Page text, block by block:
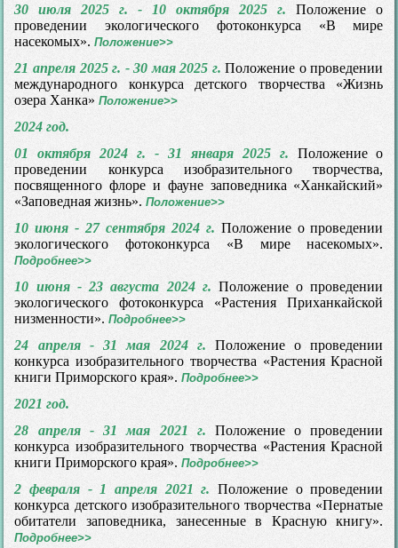
30 июля 2025 г. - 10 октября 2025 г. Положение о
проведении экологического фотоконкурса «В мире
насекомых».Положение>>
21 апреля 2025 г. - 30 мая 2025 г. Положение о проведении
международного конкурса детского творчества «Жизнь
озера Ханка»Положение>>
2024 год.
01 октября 2024 г. - 31 января 2025 г. Положение о
проведении конкурса изобразительного творчества,
посвященного флоре и фауне заповедника «Ханкайский»
«Заповедная жизнь».Положение>>
10 июня - 27 сентября 2024 г. Положение о проведении
экологического фотоконкурса «В мире насекомых».
Подробнее>>
10 июня - 23 августа 2024 г. Положение о проведении
экологического фотоконкурса «Растения Приханкайской
низменности».Подробнее>>
24 апреля - 31 мая 2024 г. Положение о проведении
конкурса изобразительного творчества «Растения Красной
книги Приморского края».Подробнее>>
2021 год.
28 апреля - 31 мая 2021 г.Положение о проведении
конкурса изобразительного творчества «Растения Красной
книги Приморского края».Подробнее>>
2 февраля - 1 апреля 2021 г.Положение о проведении
конкурса детского изобразительного творчества «Пернатые
обитатели заповедника, занесенные в Красную книгу».
Подробнее>>